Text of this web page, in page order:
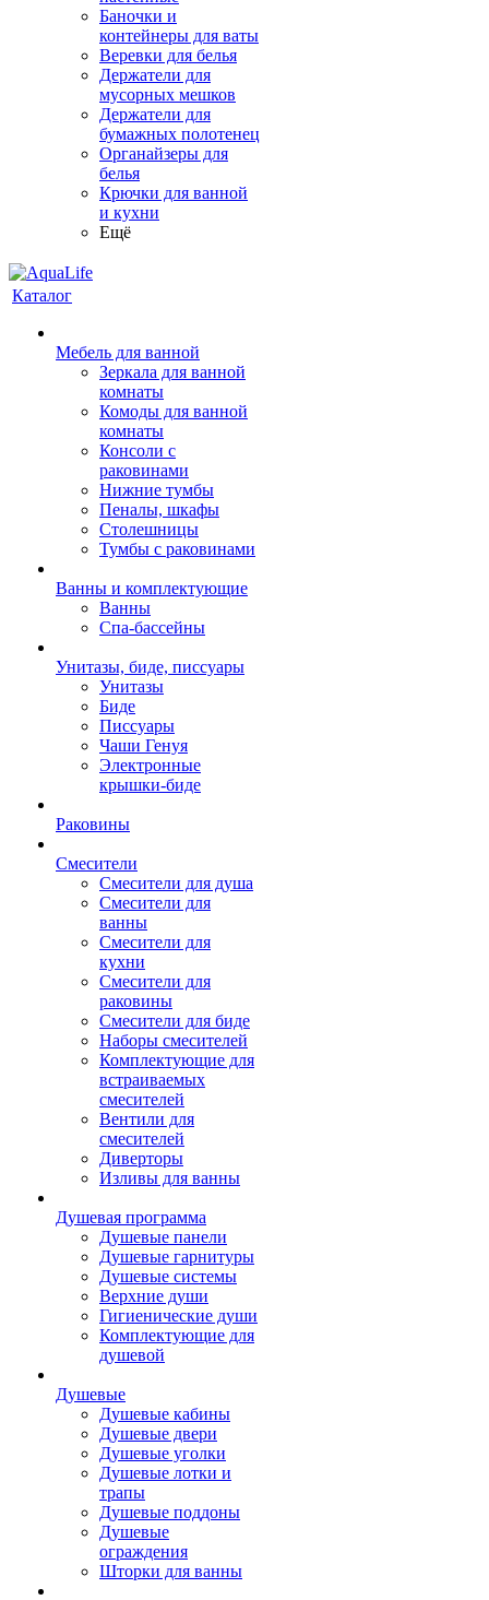
Баночки и
контейнеры для ваты
Веревки для белья
Держатели для
мусорных мешков
Держатели для
бумажных полотенец
Органайзеры для
белья
Крючки для ванной
и кухни
Ещё
Каталог
Мебель для ванной
Зеркала для ванной
комнаты
Комоды для ванной
комнаты
Консоли с
раковинами
Нижние тумбы
Пеналы, шкафы
Столешницы
Тумбы с раковинами
Ванны и комплектующие
Ванны
Спа-бассейны
Унитазы, биде, писсуары
Унитазы
Биде
Писсуары
Чаши Генуя
Электронные
крышки-биде
Раковины
Смесители
Смесители для душа
Смесители для
ванны
Смесители для
кухни
Смесители для
раковины
Смесители для биде
Наборы смесителей
Комплектующие для
встраиваемых
смесителей
Вентили для
смесителей
Диверторы
Изливы для ванны
Душевая программа
Душевые панели
Душевые гарнитуры
Душевые системы
Верхние души
Гигиенические души
Комплектующие для
душевой
Душевые
Душевые кабины
Душевые двери
Душевые уголки
Душевые лотки и
трапы
Душевые поддоны
Душевые
ограждения
Шторки для ванны